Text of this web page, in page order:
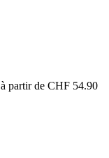
à partir de CHF 54.90